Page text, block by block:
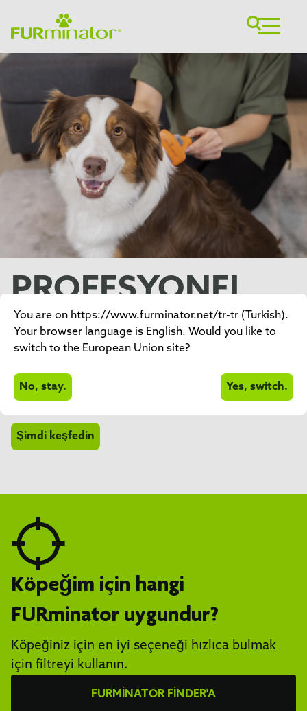
PROFESYONEL
TÜY BAKIMI
yüksek kaliteli premium aletlerden oluşan bir koleksiyon
sunar.
Şimdi keşfedin
Köpeğim için hangi
FURminator uygundur?
Köpeğiniz için en iyi seçeneği hızlıca bulmak
için filtreyi kullanın.
FURMINATOR FINDER'A
You are on https://www.furminator.net/tr-tr (Turkish).
Your browser language is English. Would you like to
switch to the European Union site?
No, stay. Yes, switch.